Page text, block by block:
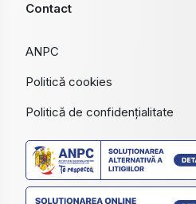
Contact
ANPC
Politică cookies
Politică de confidențialitate